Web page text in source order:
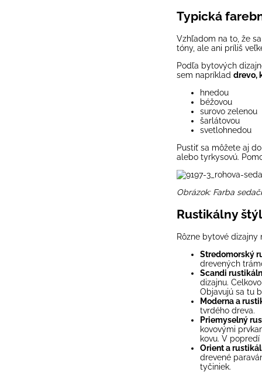
Typická
Vzhľadom na to, že
tóny, ale ani príliš
Podľa bytových
sem napríklad drevo,
hnedou
béžovou
surovo zelenou
šarlátovou
svetlohnedou
Pustiť sa môžete aj
alebo tyrkysovú.
Obrázok: Farba
Rustikálny
Rôzne bytové
Stredomorský
drevených
Scandi
dizajnu.
Objavujú sa tu
Moderna a
tvrdého dreva.
Priemyselný
kovovými
kovu. V
Orient a
drevené
tyčiniek.